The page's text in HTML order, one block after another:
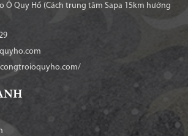
Ô Quy Hồ (Cách trung tâm Sapa 15km hướng